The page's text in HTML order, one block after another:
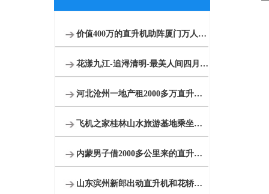
价值400万的直升机助阵厦门万人音乐节开幕
花漾九江-追浔清明-最美人间四月天-去庐山西海踏青去
河北沧州一地产租2000多万直升机免费空中看房
飞机之家桂林山水旅游基地乘坐直升飞机俯瞰看桂林山水你值得拥有
内蒙男子借2000多公里来的直升机520向女友求婚
山东滨州新郎出动直升机和花轿迎娶新娘